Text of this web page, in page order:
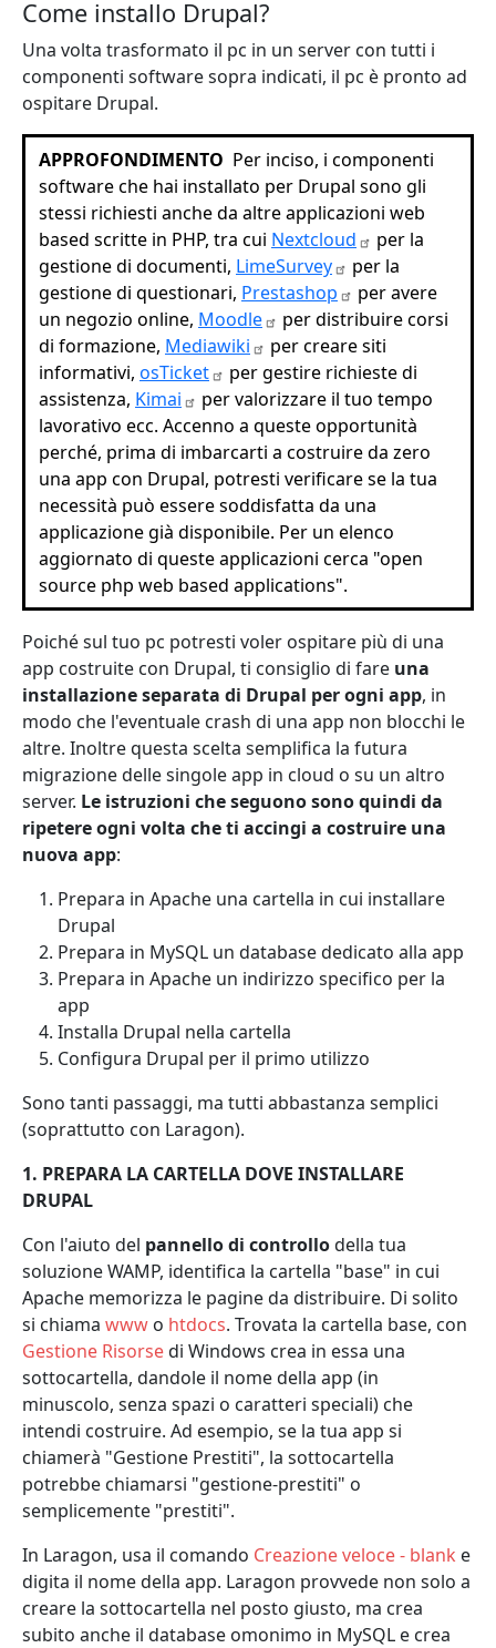
Come installo Drupal?
Una volta trasformato il pc in un server con tutti i
componenti software sopra indicati, il pc è pronto ad
ospitare Drupal.
APPROFONDIMENTO Per inciso, i componenti
software che hai installato per Drupal sono gli
stessi richiesti anche da altre applicazioni web
based scritte in PHP, tra cui Nextcloud
per la
gestione di documenti, LimeSurvey
per la
gestione di questionari, Prestashop
per avere
un negozio online, Moodle
per distribuire corsi
di formazione, Mediawiki
per creare siti
informativi, osTicket
per gestire richieste di
assistenza, Kimai
per valorizzare il tuo tempo
lavorativo ecc. Accenno a queste opportunità
perché, prima di imbarcarti a costruire da zero
una app con Drupal, potresti verificare se la tua
necessità può essere soddisfatta da una
applicazione già disponibile. Per un elenco
aggiornato di queste applicazioni cerca "open
source php web based applications".
Poiché sul tuo pc potresti voler ospitare più di una
app costruite con Drupal, ti consiglio di fare una
installazione separata di Drupal per ogni app, in
modo che l'eventuale crash di una app non blocchi le
altre. Inoltre questa scelta semplifica la futura
migrazione delle singole app in cloud o su un altro
server. Le istruzioni che seguono sono quindi da
ripetere ogni volta che ti accingi a costruire una
nuova app:
Prepara in Apache una cartella in cui installare
Drupal
Prepara in MySQL un database dedicato alla app
Prepara in Apache un indirizzo specifico per la
app
Installa Drupal nella cartella
Configura Drupal per il primo utilizzo
Sono tanti passaggi, ma tutti abbastanza semplici
(soprattutto con Laragon).
1. PREPARA LA CARTELLA DOVE INSTALLARE
DRUPAL
Con l'aiuto del pannello di controllodella tua
soluzione WAMP, identifica la cartella "base" in cui
Apache memorizza le pagine da distribuire. Di solito
si chiama www o htdocs. Trovata la cartella base, con
Gestione Risorsedi Windows crea in essa una
sottocartella, dandole il nome della app (in
minuscolo, senza spazi o caratteri speciali) che
intendi costruire. Ad esempio, se la tua app si
chiamerà "Gestione Prestiti", la sottocartella
potrebbe chiamarsi "gestione-prestiti" o
semplicemente "prestiti".
In Laragon, usa il comando Creazione veloce - blank e
digita il nome della app. Laragon provvede non solo a
creare la sottocartella nel posto giusto, ma crea
subito anche il database omonimo in MySQL e crea